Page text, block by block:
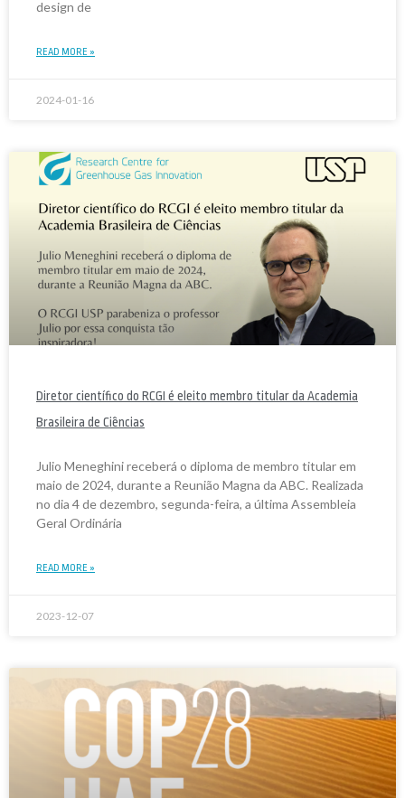
design de
READ MORE »
2024-01-16
Diretor científico do RCGI é eleito membro titular da Academia
Brasileira de Ciências
Julio Meneghini receberá o diploma de membro titular em
maio de 2024, durante a Reunião Magna da ABC. Realizada
no dia 4 de dezembro, segunda-feira, a última Assembleia
Geral Ordinária
READ MORE »
2023-12-07